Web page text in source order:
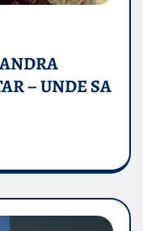
– UNDE SA